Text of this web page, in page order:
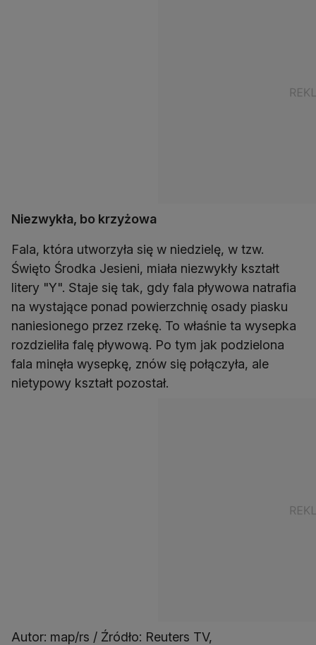
Niezwykła, bo krzyżowa
Fala, która utworzyła się w niedzielę, w tzw.
Święto Środka Jesieni, miała niezwykły kształt
litery "Y". Staje się tak, gdy fala pływowa natrafia
na wystające ponad powierzchnię osady piasku
naniesionego przez rzekę. To właśnie ta wysepka
rozdzieliła falę pływową. Po tym jak podzielona
fala minęła wysepkę, znów się połączyła, ale
nietypowy kształt pozostał.
Autor: map/rs / Źródło: Reuters TV,